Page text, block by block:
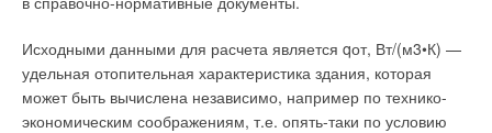
Исходными данными для расчета является qот, Вт/(м3•К) —
удельная отопительная характеристика здания, которая
может быть вычислена независимо, например по технико-
экономическим соображениям, т.е. опять-таки по условию
инженерная компания от продажи комплекса «Teplocom»
(табл. 1). Таким образом, доход, получаемый от продажи
одного комплекса «Teplocom», составит около 150 у.е.
температуры по мере удаления от камина, свежий,
прохладный воздух для дыхания. Теперь предположим, что
эта каминная находится в высокомеханизированном, но не
«интеллектуальном» жилье. В этом случае понижение